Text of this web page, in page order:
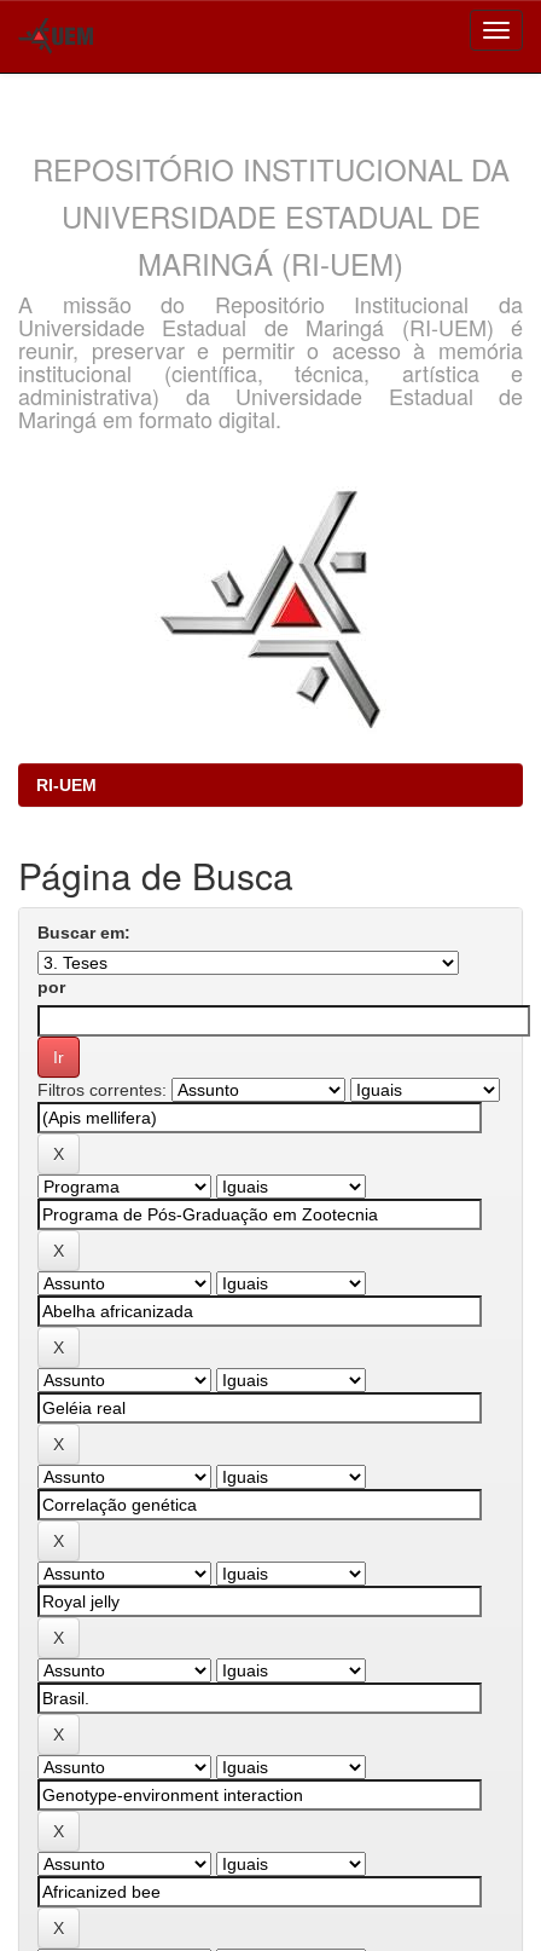
REPOSITÓRIO INSTITUCIONAL DA
UNIVERSIDADE ESTADUAL DE
MARINGÁ (RI-UEM)
A missão do Repositório Institucional da
Universidade Estadual de Maringá (RI-UEM) é
reunir, preservar e permitir o acesso à memória
institucional (científica, técnica, artística e
administrativa) da Universidade Estadual de
Maringá em formato digital.
RI-UEM
Página de Busca
Buscar em:
por
Filtros correntes: